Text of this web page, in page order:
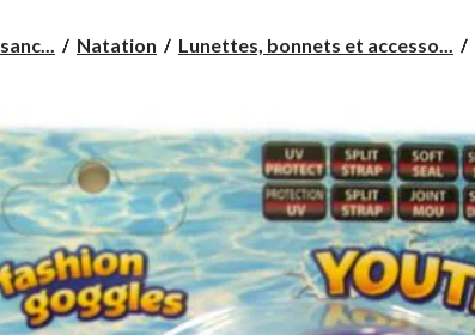
Natation Lunettes, bonnets et accesso...